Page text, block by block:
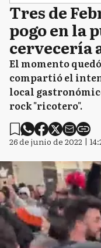
Tres de
pogo en la
cervecería
El momento
compartió el
local
rock "ricotero".
26 de junio de 2022 |